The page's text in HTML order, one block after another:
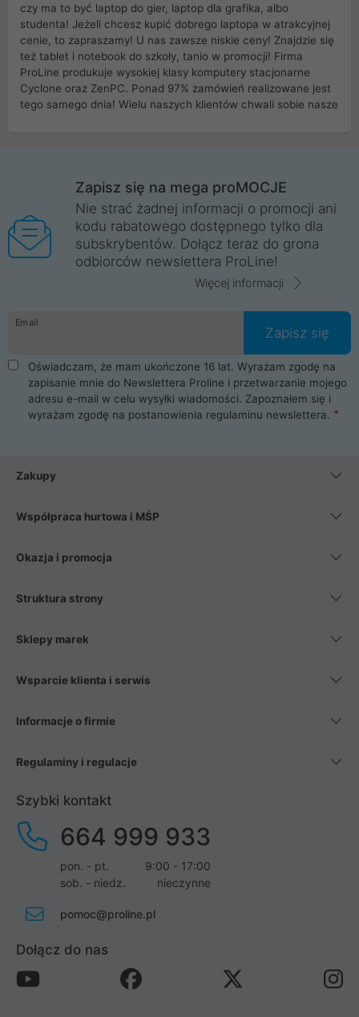
czy ma to być laptop do gier, laptop dla grafika, albo
studenta! Jeżeli chcesz kupić dobrego laptopa w atrakcyjnej
cenie, to zapraszamy! U nas zawsze niskie ceny! Znajdzie się
też tablet i notebook do szkoły, tanio w promocji! Firma
ProLine produkuje wysokiej klasy komputery stacjonarne
Cyclone oraz ZenPC. Ponad 97% zamówień realizowane jest
tego samego dnia! Wielu naszych klientów chwali sobie nasze
Wrocław, Poznań, Legnica, Katowice, Gliwice, Kalisz, Bytom,
Trzebnica, Opole. Szybka i profesjonalna obsługa!
ProLine to polska firma ze 100% polskim kapitałem. Działamy
legalnie i płacimy podatki w naszym kraju! Posiadamy siedzibę
główną w Mirkowie oraz salony na terenie kraju. Cała
komunikacja ze sklepem komputerowym ProLine jest
danych osobowych. Dlatego zakup notebooka albo laptopa w
ProLine to czysta przyjemność i pełne bezpieczeństwo.
Zaopatrzysz się u nas w akcesoria i części komputerowe
takie jak procesory, karty graficzne, płyty główne, pamięci,
dyski SSD, M.2 oraz HDD. Nasi pracownicy pomogą Ci wybrać
najlepszy zasilacz komputerowy oraz obudowę do komputera.
Poza komputerami mamy również najlepsze na rynku
Smartfony takich producentów jak Xiaomi, Apple, Samsung i
wentylatory. Na koniec mając już to wszystko, możesz
Zapisz się na mega proMOCJE
Nie strać żadnej informacji o promocji ani
kodu rabatowego dostępnego tylko dla
subskrybentów. Dołącz teraz do grona
odbiorców newslettera ProLine!
Więcej informacji
Email
Zapisz się
Oświadczam, że mam ukończone 16 lat. Wyrażam zgodę na
zapisanie mnie do Newslettera Proline i przetwarzanie mojego
adresu e-mail w celu wysyłki wiadomości. Zapoznałem się i
wyrażam zgodę na postanowienia regulaminu newslettera.
Zakupy
Współpraca hurtowa i MŚP
Okazja i promocja
Struktura strony
Sklepy marek
Wsparcie klienta i serwis
Informacje o firmie
Regulaminy i regulacje
Szybki kontakt
664 999 933
pon. - pt.
9:00 - 17:00
sob. - niedz.
nieczynne
pomoc@proline.pl
Dołącz do nas